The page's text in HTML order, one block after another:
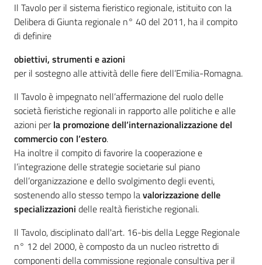
Attrazione
degli
investimenti
Imprese
Argomenti
Novità
Servizi
Leggi Atti Bandi
Il Tavolo per il sistema fieristico regionale, istituito con la
Delibera di Giunta regionale n° 40 del 2011, ha il compito
di definire
obiettivi, strumenti e azioni
per il sostegno alle attività delle fiere dell’Emilia-Romagna.
Il Tavolo è impegnato nell’affermazione del ruolo delle
società fieristiche regionali in rapporto alle politiche e alle
azioni perla promozione dell’internazionalizzazione del
commercio con l’estero.
Ha inoltre il compito di favorire la cooperazione e
l’integrazione delle strategie societarie sul piano
dell’organizzazione e dello svolgimento degli eventi,
sostenendo allo stesso tempo lavalorizzazione delle
specializzazioni delle realtà fieristiche regionali.
Il Tavolo, disciplinato dall'art. 16-bis della Legge Regionale
n° 12 del 2000, è composto da un nucleo ristretto di
componenti della commissione regionale consultiva per il